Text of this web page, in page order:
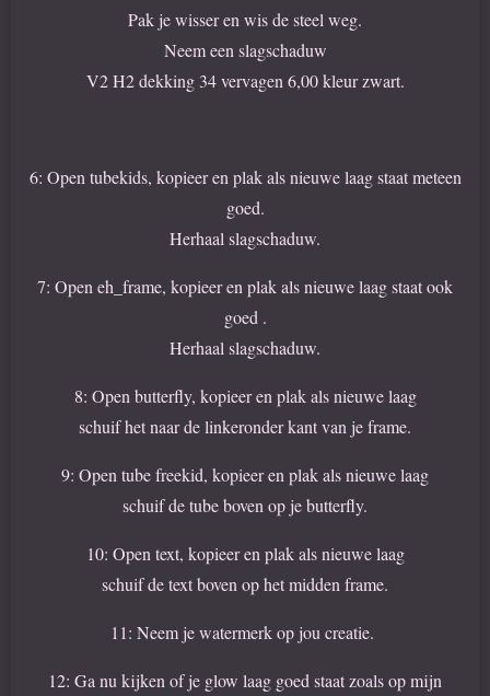
Pak je wisser en wis de steel weg.
Neem een slagschaduw
V2 H2 dekking 34 vervagen 6,00 kleur zwart.
6: Open tubekids, kopieer en plak als nieuwe laag staat meteen
goed.
Herhaal slagschaduw.
7: Open eh_frame, kopieer en plak als nieuwe laag staat ook
goed .
Herhaal slagschaduw.
8: Open butterfly, kopieer en plak als nieuwe laag
schuif het naar de linkeronder kant van je frame.
9: Open tube freekid, kopieer en plak als nieuwe laag
schuif de tube boven op je butterfly.
10: Open text, kopieer en plak als nieuwe laag
schuif de text boven op het midden frame.
11: Neem je watermerk op jou creatie.
12: Ga nu kijken of je glow laag goed staat zoals op mijn